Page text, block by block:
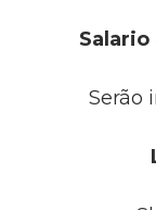
Serão